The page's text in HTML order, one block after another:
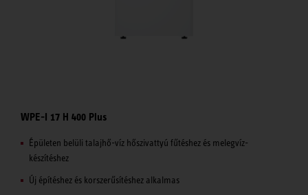
WPE-I 17 H 400 Plus
Épületen belüli talajhő-víz hőszivattyú fűtéshez és melegvíz-
készítéshez
Új építéshez és korszerűsítéshez alkalmas